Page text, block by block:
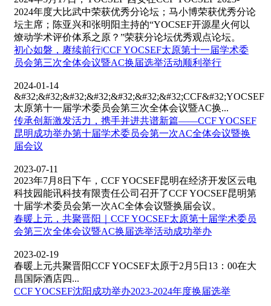
2024年度大比武中荣获优秀分论坛；马小博荣获优秀分论
坛主席；陈亚兴和张明阳主持的“YOCSEF开源星火何以
燎动学术评价体系之原？”荣获分论坛优秀观点论坛。
初心如磐，赓续前行|CCF YOCSEF太原第十一届学术委
员会第三次全体会议暨AC换届选举活动顺利举行
2024-01-14
&#32;&#32;&#32;&#32;&#32;&#32;&#32;CCF&#32;YOCSEF
太原第十一届学术委员会第三次全体会议暨AC换...
传承创新激发活力，携手并进共谱新篇——CCF YOCSEF
昆明成功举办第十届学术委员会第一次AC全体会议暨换
届会议
2023-07-11
2023年7月8日下午，CCF YOCSEF昆明在经济开发区云电
科技园能讯科技有限责任公司召开了CCF YOCSEF昆明第
十届学术委员会第一次AC全体会议暨换届会议。
春暖上元，共聚晋阳｜CCF YOCSEF太原第十届学术委员
会第三次全体会议暨AC换届选举活动成功举办
2023-02-19
春暖上元共聚晋阳CCF YOCSEF太原于2月5日13：00在大
昌国际酒店四...
CCF YOCSEF沈阳成功举办2023-2024年度换届选举